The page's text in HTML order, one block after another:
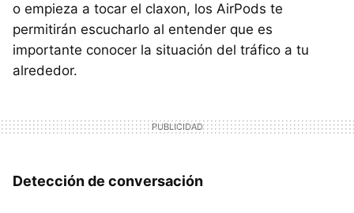
o empieza a tocar el claxon, los AirPods te
permitirán escucharlo al entender que es
importante conocer la situación del tráfico a tu
alrededor.
Detección de conversación